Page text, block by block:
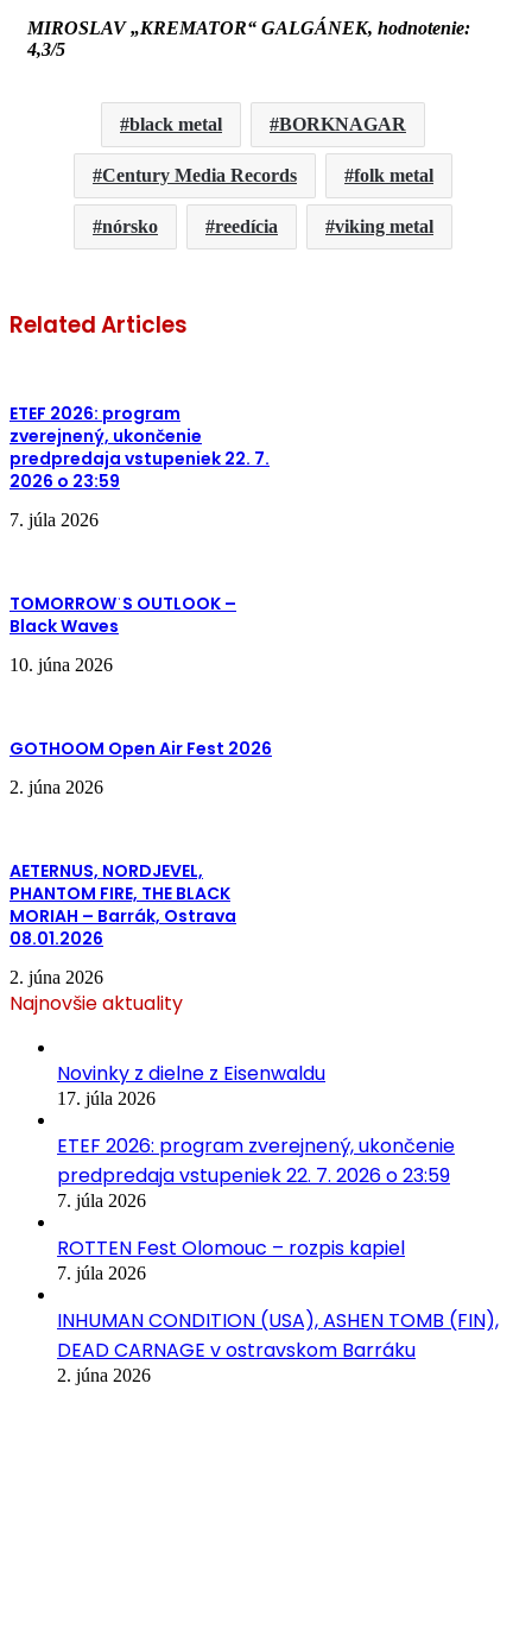
MIROSLAV „KREMATOR“ GALGÁNEK, hodnotenie:
4,3/5
black metal BORKNAGAR
Century Media Records folk metal
nórsko reedícia viking metal
Related Articles
ETEF 2026: program
zverejnený, ukončenie
predpredaja vstupeniek 22. 7.
2026 o 23:59
7. júla 2026
TOMORROWˈS OUTLOOK –
Black Waves
10. júna 2026
GOTHOOM Open Air Fest 2026
2. júna 2026
AETERNUS, NORDJEVEL,
PHANTOM FIRE, THE BLACK
MORIAH – Barrák, Ostrava
08.01.2026
2. júna 2026
Najnovšie aktuality
Novinky z dielne z Eisenwaldu
17. júla 2026
ETEF 2026: program zverejnený, ukončenie
predpredaja vstupeniek 22. 7. 2026 o 23:59
7. júla 2026
ROTTEN Fest Olomouc – rozpis kapiel
7. júla 2026
INHUMAN CONDITION (USA), ASHEN TOMB (FIN),
DEAD CARNAGE v ostravskom Barráku
2. júna 2026